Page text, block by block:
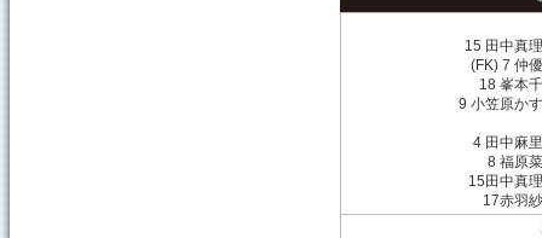
15 田中真
(FK) 7 仲
18 峯本
9 小笠原か
4 田中麻
8 福原
15田中真
17赤羽